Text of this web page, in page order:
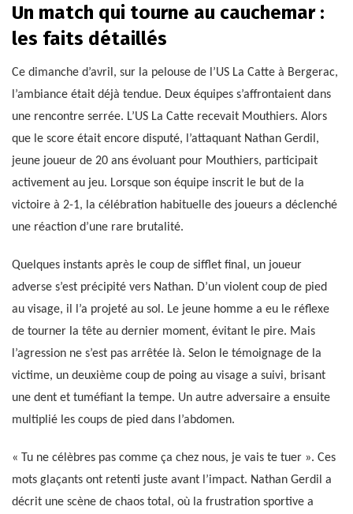
Un match qui tourne au cauchemar :
les faits détaillés
Ce dimanche d’avril, sur la pelouse de l’US La Catte à Bergerac,
l’ambiance était déjà tendue. Deux équipes s’affrontaient dans
une rencontre serrée. L’US La Catte recevait Mouthiers. Alors
que le score était encore disputé, l’attaquant Nathan Gerdil,
jeune joueur de 20 ans évoluant pour Mouthiers, participait
activement au jeu. Lorsque son équipe inscrit le but de la
victoire à 2-1, la célébration habituelle des joueurs a déclenché
une réaction d’une rare brutalité.
Quelques instants après le coup de sifflet final, un joueur
adverse s’est précipité vers Nathan. D’un violent coup de pied
au visage, il l’a projeté au sol. Le jeune homme a eu le réflexe
de tourner la tête au dernier moment, évitant le pire. Mais
l’agression ne s’est pas arrêtée là. Selon le témoignage de la
victime, un deuxième coup de poing au visage a suivi, brisant
une dent et tuméfiant la tempe. Un autre adversaire a ensuite
multiplié les coups de pied dans l’abdomen.
« Tu ne célèbres pas comme ça chez nous, je vais te tuer ». Ces
mots glaçants ont retenti juste avant l’impact. Nathan Gerdil a
décrit une scène de chaos total, où la frustration sportive a